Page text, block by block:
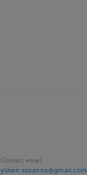
Contact email
ylinen.susanna@gmail.com